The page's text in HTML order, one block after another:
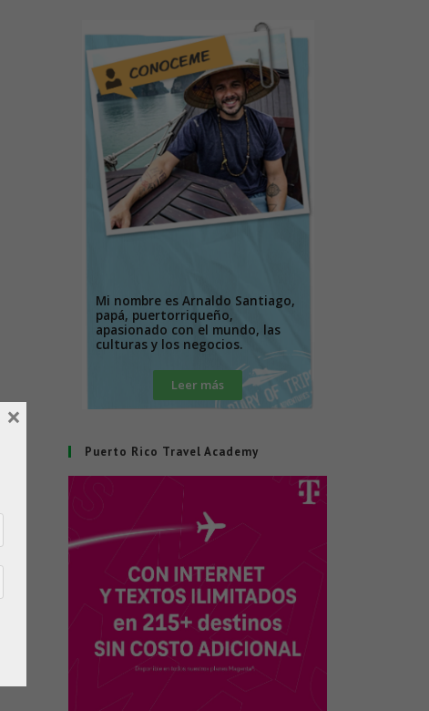
Mi nombre es Arnaldo Santiago,
papá, puertorriqueño,
apasionado con el mundo, las
culturas y los negocios.
Leer más
Puerto Rico Travel Academy
×